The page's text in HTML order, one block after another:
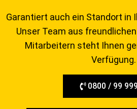
Garantiert auch ein Standort in
Unser Team aus
Mitarbeitern steht Ihnen
Verfügung.
0800 / 99